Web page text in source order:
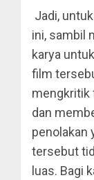
Jadi,
ini, sambil
karya
film
dan
penolakan
tersebut
luas. Bagi